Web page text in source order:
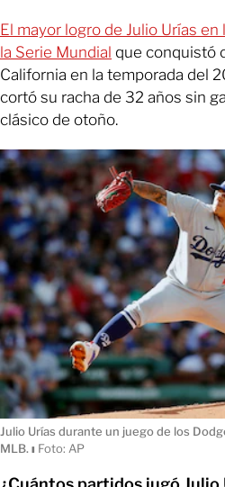
El mayor logro de Julio Urías
la Serie Mundial que conquistó
California en la temporada del
cortó su racha de 32 años sin
clásico de otoño.
Julio Urías durante un juego de los
MLB. ı Foto: AP